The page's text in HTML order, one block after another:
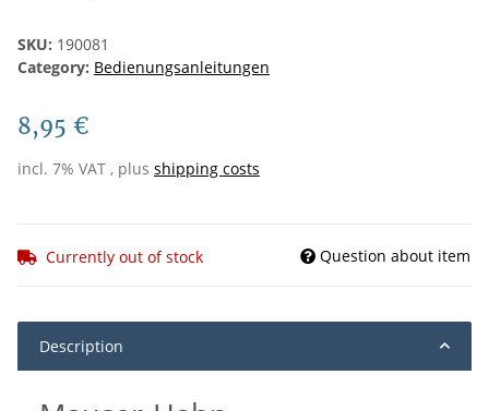
SKU: 190081
Category: Bedienungsanleitungen
8,95 €
incl. 7% VAT , plus shipping costs
Currently out of stock Question about item
Description